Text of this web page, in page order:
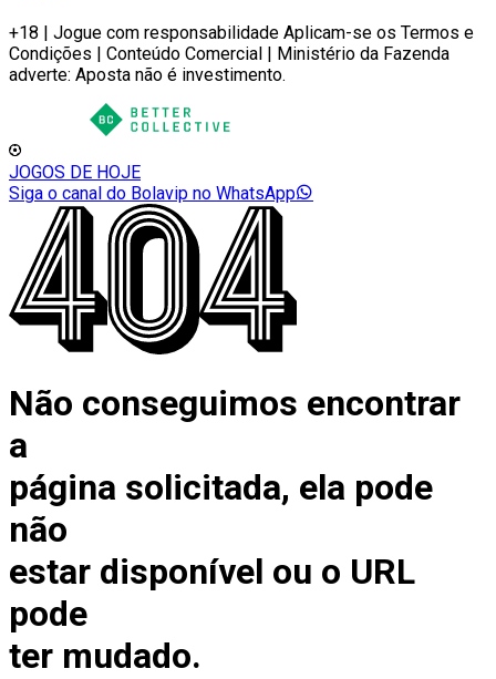
+18 | Jogue com responsabilidade Aplicam-se os Termos e
Condições | Conteúdo Comercial | Ministério da Fazenda
adverte: Aposta não é investimento.
JOGOS DE HOJE
Siga o canal do Bolavip no WhatsApp
Não conseguimos encontrar
a
página solicitada, ela pode
não
estar disponível ou o URL
pode
ter mudado.